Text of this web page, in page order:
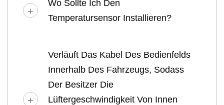
Wo Sollte Ich Den
Temperatursensor Installieren?
Verläuft Das Kabel Des Bedienfelds
Innerhalb Des Fahrzeugs, Sodass
Der Besitzer Die
Lüftergeschwindigkeit Von Innen